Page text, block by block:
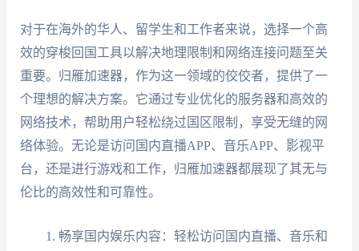
对于在海外的华人、留学生和工作者来说，选择一个高
效的穿梭回国工具以解决地理限制和网络连接问题至关
重要。归雁加速器，作为这一领域的佼佼者，提供了一
个理想的解决方案。它通过专业优化的服务器和高效的
网络技术，帮助用户轻松绕过国区限制，享受无缝的网
络体验。无论是访问国内直播APP、音乐APP、影视平
台，还是进行游戏和工作，归雁加速器都展现了其无与
伦比的高效性和可靠性。
畅享国内娱乐内容：轻松访问国内直播、音乐和